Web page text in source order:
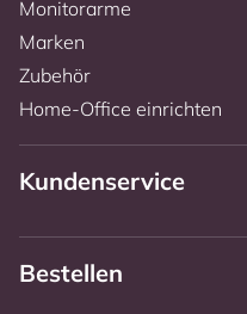
Monitorarme
Marken
Zubehör
Home-Office einrichten
Kundenservice
Bestellen